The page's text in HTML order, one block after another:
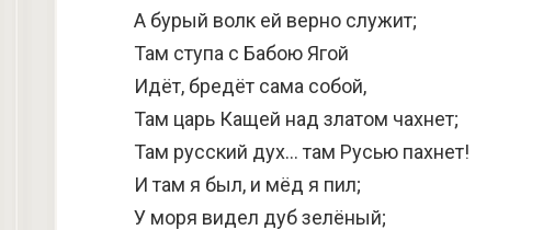
А бурый волк ей верно служит;
Там ступа с Бабою Ягой
Идёт, бредёт сама собой,
Там царь Кащей над златом чахнет;
Там русский дух… там Русью пахнет!
И там я был, и мёд я пил;
У моря видел дуб зелёный;